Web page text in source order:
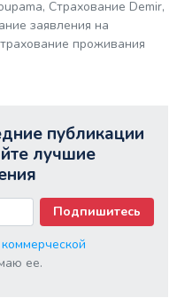
Страхование Demir,
заявления на
проживания
публикации
лучшие
Подпишитесь
ее.